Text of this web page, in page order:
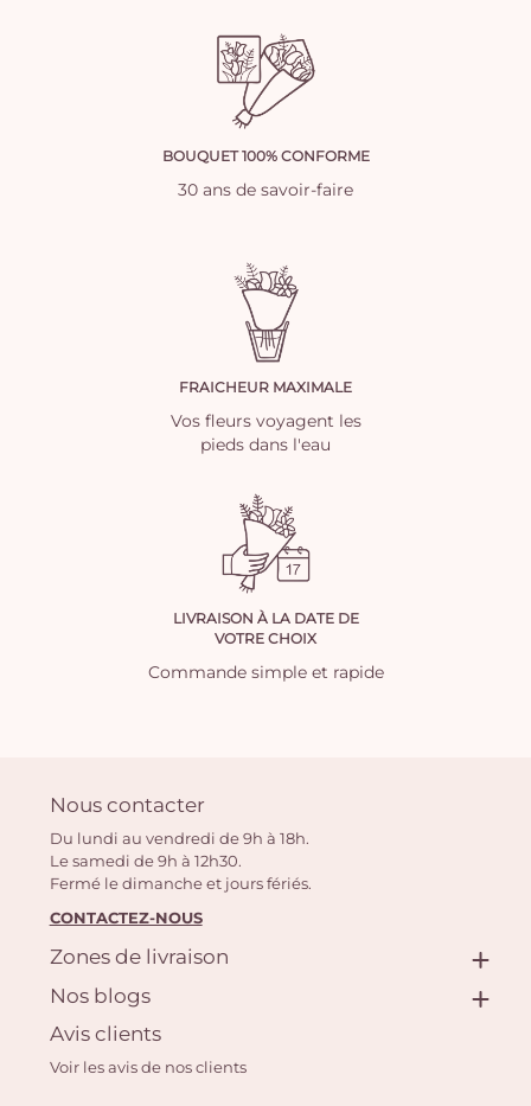
BOUQUET 100% CONFORME
30 ans de savoir-faire
FRAICHEUR MAXIMALE
Vos fleurs voyagent les
pieds dans l'eau
LIVRAISON À LA DATE DE
VOTRE CHOIX
Commande simple et rapide
Nous contacter
Du lundi au vendredi de 9h à 18h.
Le samedi de 9h à 12h30.
Fermé le dimanche et jours fériés.
CONTACTEZ-NOUS
Zones de livraison
Nos blogs
Avis clients
Voir les avis de nos clients